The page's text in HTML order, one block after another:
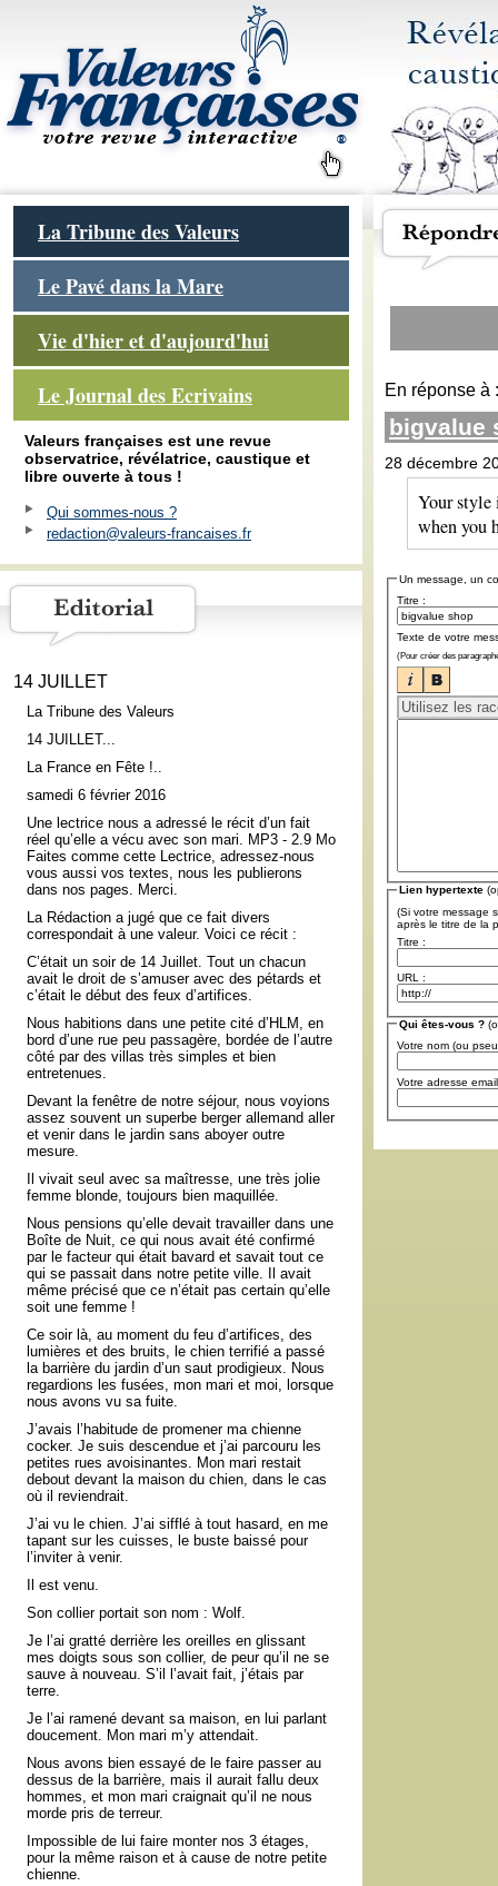
La Tribune des Valeurs
Le Pavé dans la Mare
Vie d'hier et d'aujourd'hui
Le Journal des Ecrivains
Valeurs françaises est une revue
observatrice, révélatrice, caustique et
libre ouverte à tous !
Qui sommes-nous ?
redaction@valeurs-francaises.fr
14 JUILLET
La Tribune des Valeurs
14 JUILLET...
La France en Fête !..
samedi 6 février 2016
Une lectrice nous a adressé le récit d’un fait
réel qu’elle a vécu avec son mari. MP3 - 2.9 Mo
Faites comme cette Lectrice, adressez-nous
vous aussi vos textes, nous les publierons
dans nos pages. Merci.
La Rédaction a jugé que ce fait divers
correspondait à une valeur. Voici ce récit :
C’était un soir de 14 Juillet. Tout un chacun
avait le droit de s’amuser avec des pétards et
c’était le début des feux d’artifices.
Nous habitions dans une petite cité d’HLM, en
bord d’une rue peu passagère, bordée de l’autre
côté par des villas très simples et bien
entretenues.
Devant la fenêtre de notre séjour, nous voyions
assez souvent un superbe berger allemand aller
et venir dans le jardin sans aboyer outre
mesure.
Il vivait seul avec sa maîtresse, une très jolie
femme blonde, toujours bien maquillée.
Nous pensions qu’elle devait travailler dans une
Boîte de Nuit, ce qui nous avait été confirmé
par le facteur qui était bavard et savait tout ce
qui se passait dans notre petite ville. Il avait
même précisé que ce n’était pas certain qu’elle
soit une femme !
Ce soir là, au moment du feu d’artifices, des
lumières et des bruits, le chien terrifié a passé
la barrière du jardin d’un saut prodigieux. Nous
regardions les fusées, mon mari et moi, lorsque
nous avons vu sa fuite.
J’avais l’habitude de promener ma chienne
cocker. Je suis descendue et j’ai parcouru les
petites rues avoisinantes. Mon mari restait
debout devant la maison du chien, dans le cas
où il reviendrait.
J’ai vu le chien. J’ai sifflé à tout hasard, en me
tapant sur les cuisses, le buste baissé pour
l’inviter à venir.
Il est venu.
Son collier portait son nom : Wolf.
Je l’ai gratté derrière les oreilles en glissant
mes doigts sous son collier, de peur qu’il ne se
sauve à nouveau. S’il l’avait fait, j’étais par
terre.
Je l’ai ramené devant sa maison, en lui parlant
doucement. Mon mari m’y attendait.
Nous avons bien essayé de le faire passer au
dessus de la barrière, mais il aurait fallu deux
hommes, et mon mari craignait qu’il ne nous
morde pris de terreur.
Impossible de lui faire monter nos 3 étages,
pour la même raison et à cause de notre petite
chienne.
En réponse à :
bigvalue
28 décembre
Your style
when you
Un message, un
Titre :
Texte de votre
(Pour créer des
Lien hypertexte
(Si votre message
après le titre de la
Titre :
URL :
Qui êtes-vous ?
Votre nom (ou
Votre adresse